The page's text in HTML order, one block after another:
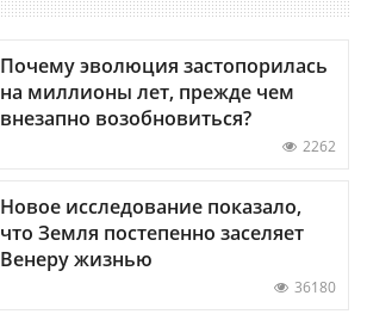
Почему эволюция застопорилась
на миллионы лет, прежде чем
внезапно возобновиться?
2262
Новое исследование показало,
что Земля постепенно заселяет
Венеру жизнью
36180